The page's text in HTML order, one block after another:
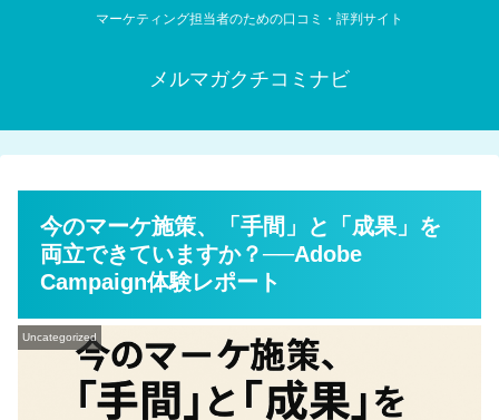
マーケティング担当者のための口コミ・評判サイト
メルマガクチコミナビ
今のマーケ施策、「手間」と「成果」を
両立できていますか？──Adobe
Campaign体験レポート
Uncategorized